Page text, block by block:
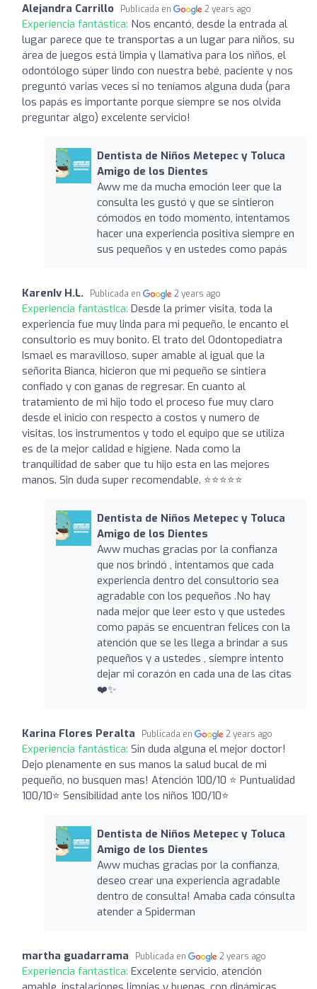
Alejandra Carrillo Publicada en 2 years ago
Experiencia fantástica: Nos encantó, desde la entrada al
lugar parece que te transportas a un lugar para niños, su
área de juegos está limpia y llamativa para los niños, el
odontólogo súper lindo con nuestra bebé, paciente y nos
preguntó varias veces si no teníamos alguna duda (para
los papás es importante porque siempre se nos olvida
preguntar algo) excelente servicio!
Dentista de Niños Metepec y Toluca
Amigo de los Dientes
Aww me da mucha emoción leer que la
consulta les gustó y que se sintieron
cómodos en todo momento, intentamos
hacer una experiencia positiva siempre en
sus pequeños y en ustedes como papás
KarenIv H.L. Publicada en 2 years ago
Experiencia fantástica: Desde la primer visita, toda la
experiencia fue muy linda para mi pequeño, le encanto el
consultorio es muy bonito. El trato del Odontopediatra
Ismael es maravilloso, super amable al igual que la
señorita Bianca, hicieron que mi pequeño se sintiera
confiado y con ganas de regresar. En cuanto al
tratamiento de mi hijo todo el proceso fue muy claro
desde el inicio con respecto a costos y numero de
visitas, los instrumentos y todo el equipo que se utiliza
es de la mejor calidad e higiene. Nada como la
tranquilidad de saber que tu hijo esta en las mejores
manos. Sin duda super recomendable. ⭐️⭐️⭐️⭐️⭐️
Dentista de Niños Metepec y Toluca
Amigo de los Dientes
Aww muchas gracias por la confianza
que nos brindó , intentamos que cada
experiencia dentro del consultorio sea
agradable con los pequeños .No hay
nada mejor que leer esto y que ustedes
como papás se encuentran felices con la
atención que se les llega a brindar a sus
pequeños y a ustedes , siempre intento
dejar mi corazón en cada una de las citas
❤️✨
Karina Flores Peralta Publicada en 2 years ago
Experiencia fantástica: Sin duda alguna el mejor doctor!
Dejo plenamente en sus manos la salud bucal de mi
pequeño, no busquen mas! Atención 100/10 ⭐️ Puntualidad
100/10⭐️ Sensibilidad ante los niños 100/10⭐️
Dentista de Niños Metepec y Toluca
Amigo de los Dientes
Aww muchas gracias por la confianza,
deseo crear una experiencia agradable
dentro de consulta! Amaba cada cónsulta
atender a Spiderman
martha guadarrama Publicada en 2 years ago
Experiencia fantástica: Excelente servicio, atención